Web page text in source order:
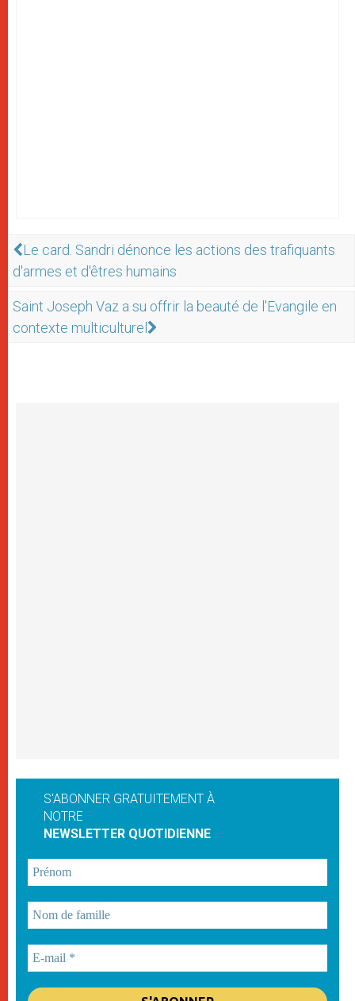
Le card. Sandri dénonce les actions des trafiquants
d'armes et d'êtres humains
Saint Joseph Vaz a su offrir la beauté de l'Evangile en
contexte multiculturel
S'ABONNER GRATUITEMENT À
NOTRE
NEWSLETTER QUOTIDIENNE